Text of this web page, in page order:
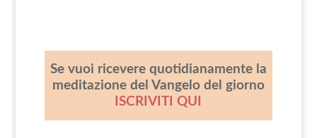
Se vuoi ricevere quotidianamente la
meditazione del Vangelo del giorno
ISCRIVITI QUI